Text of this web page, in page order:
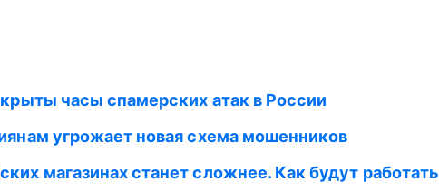
часы спамерских атак в России
угрожает новая схема мошенников
магазинах станет сложнее. Как будут работать